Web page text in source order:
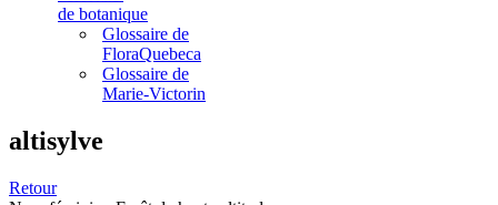
de botanique
Glossaire de
FloraQuebeca
Glossaire de
Marie-Victorin
altisylve
Retour